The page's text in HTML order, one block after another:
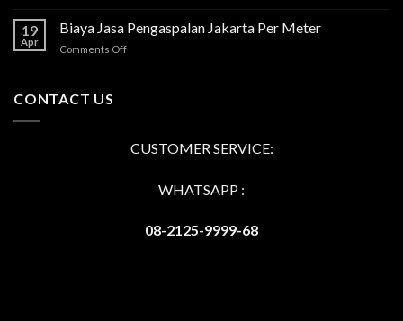
Aspal
Hotmix
19
Apr
Biaya Jasa Pengaspalan Jakarta Per Meter
Comments Offon
CONTACT US
CUSTOMER SERVICE:
WHATSAPP :
08-2125-9999-68